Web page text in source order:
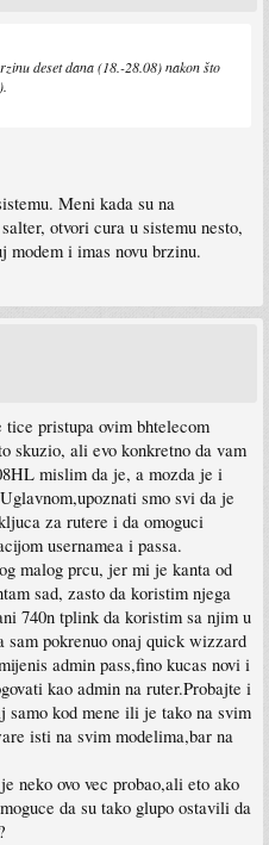
deset dana (18.-28.08) nakon što
Meni kada su na
otvori cura u sistemu nesto,
i imas novu brzinu.
tice pristupa ovim bhtelecom
skuzio, ali evo konkretno da vam
mislim da je, a mozda je i
smo svi da je
za rutere i da omoguci
usernamea i passa.
malog prcu, jer mi je kanta od
sad, zasto da koristim njega
740n tplink da koristim sa njim u
sam pokrenuo onaj quick wizzard
admin pass,fino kucas novi i
kao admin na ruter.Probajte i
kod mene ili je tako na svim
isti na svim modelima,bar na
neko ovo vec probao,ali eto ako
da su tako glupo ostavili da